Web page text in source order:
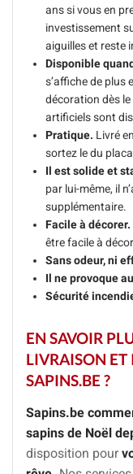
ans si vous en
investissement
aiguilles et reste
Disponible
s’affiche de plus
décoration dès le
artificiels sont
Pratique. Livré
sortez le du
Il est solide et
par lui-même, il
supplémentaire.
Facile à décorer.
être facile à
Sans odeur, ni
Il ne provoque
Sécurité
EN SAVOIR
LIVRAISON ET
SAPINS.BE ?
Sapins.be
sapins de Noël
disposition pour